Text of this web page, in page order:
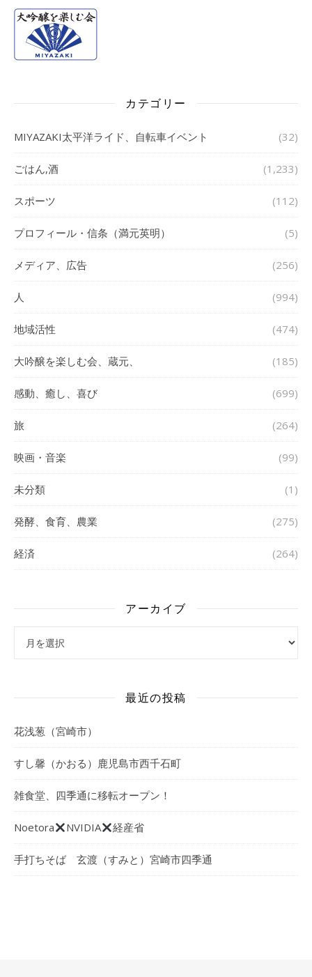
カテゴリー
MIYAZAKI太平洋ライド、自転車イベント (32)
ごはん,酒 (1,233)
スポーツ (112)
プロフィール・信条（満元英明） (5)
メディア、広告 (256)
人 (994)
地域活性 (474)
大吟醸を楽しむ会、蔵元、 (185)
感動、癒し、喜び (699)
旅 (264)
映画・音楽 (99)
未分類 (1)
発酵、食育、農業 (275)
経済 (264)
アーカイブ
最近の投稿
花浅葱（宮崎市）
すし馨（かおる）鹿児島市西千石町
雑食堂、四季通に移転オープン！
Noetora NVIDIA 経産省
手打ちそば 玄渡（すみと）宮崎市四季通